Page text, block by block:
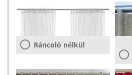
Ráncoló nélkül